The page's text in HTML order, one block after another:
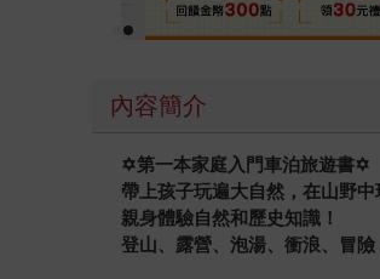
內容簡介
✡第一本家庭入門車泊旅遊書✡
帶上孩子玩遍大自然，在山野中
親身體驗自然和歷史知識！
登山、露營、泡湯、衝浪、冒